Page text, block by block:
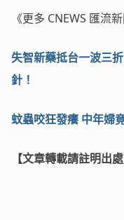
《更多 CNEWS 匯流
失智新藥抵台一波三
針！
蚊蟲咬狂發癢 中年婦
【文章轉載請註明出處